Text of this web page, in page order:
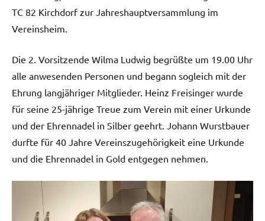
TC 82 Kirchdorf zur Jahreshauptversammlung im
Vereinsheim.
Die 2. Vorsitzende Wilma Ludwig begrüßte um 19.00 Uhr
alle anwesenden Personen und begann sogleich mit der
Ehrung langjähriger Mitglieder. Heinz Freisinger wurde
für seine 25-jährige Treue zum Verein mit einer Urkunde
und der Ehrennadel in Silber geehrt. Johann Wurstbauer
durfte für 40 Jahre Vereinszugehörigkeit eine Urkunde
und die Ehrennadel in Gold entgegen nehmen.